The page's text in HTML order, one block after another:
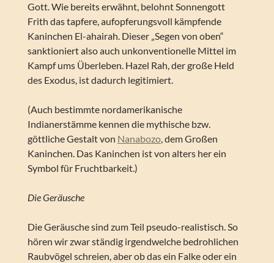
Gott. Wie bereits erwähnt, belohnt Sonnengott
Frith das tapfere, aufopferungsvoll kämpfende
Kaninchen El-ahairah. Dieser „Segen von oben“
sanktioniert also auch unkonventionelle Mittel im
Kampf ums Überleben. Hazel Rah, der große Held
des Exodus, ist dadurch legitimiert.
(Auch bestimmte nordamerikanische
Indianerstämme kennen die mythische bzw.
göttliche Gestalt von Nanabozo, dem Großen
Kaninchen. Das Kaninchen ist von alters her ein
Symbol für Fruchtbarkeit.)
Die Geräusche
Die Geräusche sind zum Teil pseudo-realistisch. So
hören wir zwar ständig irgendwelche bedrohlichen
Raubvögel schreien, aber ob das ein Falke oder ein